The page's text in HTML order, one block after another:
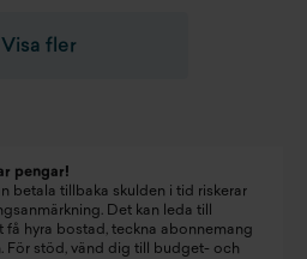
Visa fler
pengar!
betala tillbaka skulden i tid riskerar
Det kan leda till
få hyra bostad, teckna abonnemang
För stöd, vänd dig till budget- och